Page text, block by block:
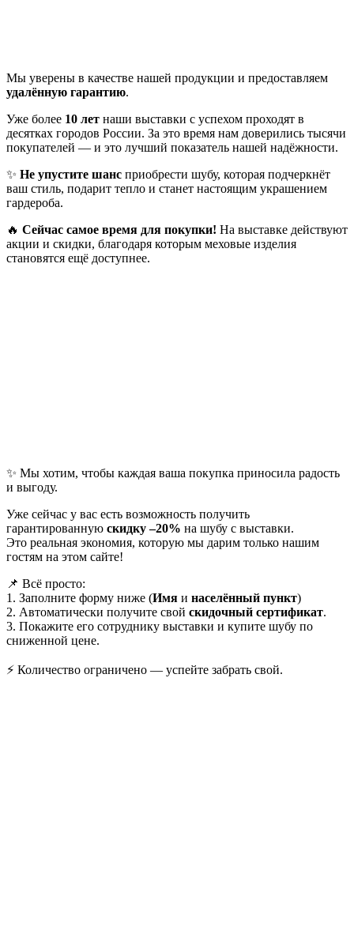
Мы уверены в качестве нашей продукции и предоставляем
удалённую гарантию.
Уже более 10 лет наши выставки с успехом проходят в
десятках городов России. За это время нам доверились тысячи
покупателей — и это лучший показатель нашей надёжности.
✨ Не упустите шанс приобрести шубу, которая подчеркнёт
ваш стиль, подарит тепло и станет настоящим украшением
гардероба.
🔥 Сейчас самое время для покупки! На выставке действуют
акции и скидки, благодаря которым меховые изделия
становятся ещё доступнее.
✨ Мы хотим, чтобы каждая ваша покупка приносила радость
и выгоду.
Уже сейчас у вас есть возможность получить
гарантированную скидку –20% на шубу с выставки.
Это реальная экономия, которую мы дарим только нашим
гостям на этом сайте!
📌 Всё просто:
1. Заполните форму ниже (Имя и населённый пункт)
2. Автоматически получите свой скидочный сертификат.
3. Покажите его сотруднику выставки и купите шубу по
сниженной цене.
⚡ Количество ограничено — успейте забрать свой.